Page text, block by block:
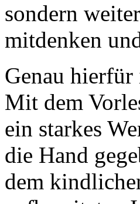
sondern
mitdenken
Genau hierfür
Mit dem
ein starkes
die Hand
dem